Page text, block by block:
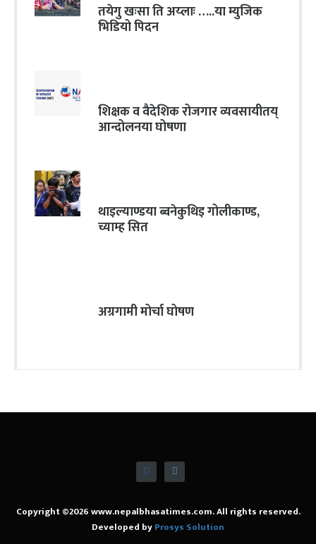
तयेगु खःसा ति अय्लाः …..या म्युजिक
भिडियो पिदन
शिक्षक व वैदेशिक रोजगार व्यवसायीतय्
आन्दोलनया घोषणा
थाइल्याण्डया ब्वनेकुथिइ गोलीकाण्ड,
च्याम्ह सित
अग्रगामी मोर्चा घोषण
Copyright ©2026 www.nepalbhasatimes.com. All rights reserved.
Developed byProsys Solution